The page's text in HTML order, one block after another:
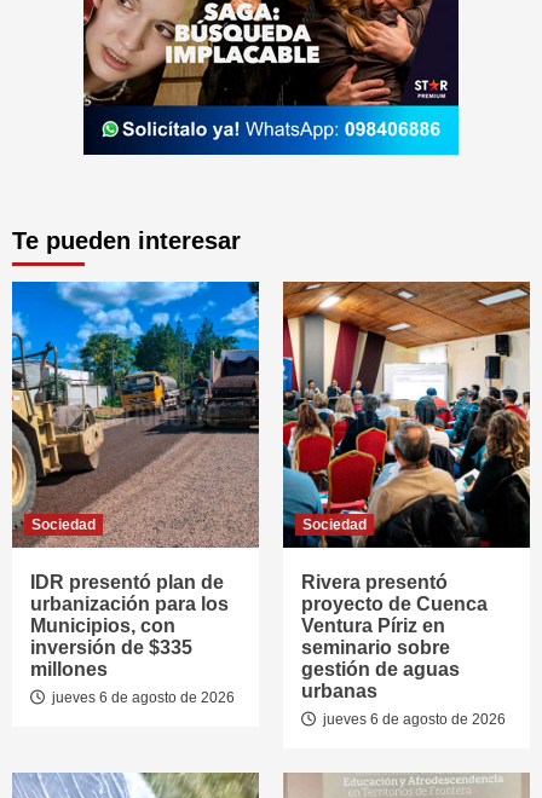
Te pueden interesar
Sociedad
IDR presentó plan de
urbanización para los
Municipios, con
inversión de $335
millones
jueves 6 de agosto de 2026
Sociedad
Rivera presentó
proyecto de Cuenca
Ventura Píriz en
seminario sobre
gestión de aguas
urbanas
jueves 6 de agosto de 2026